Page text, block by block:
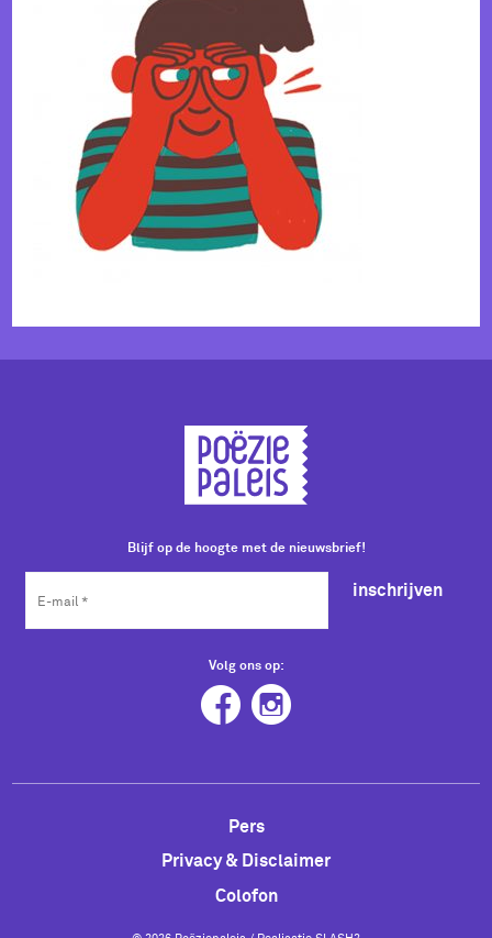
Blijf op de hoogte met de nieuwsbrief!
inschrijven
Volg ons op:
Pers
Privacy & Disclaimer
Colofon